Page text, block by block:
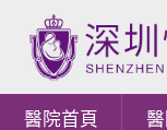
醫院首頁